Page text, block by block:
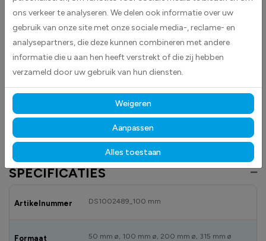
op kaarten, cadeaus of traktaties. Perfect om een verjaardag extra
feestelijk te maken.
Gemaakt van hoogwaardige high-tack folie, hechten de
stickers betrouwbaar op vrijwel elk oppervlak.Dankzij de
duurzame materialen blijven ze langdurig mooi en goed zichtbaar,
zowel binnen als buiten, ongeacht licht, vocht of aanraking.
Ontdek ook onze andere verjaardagstickers
compleet en kleurrijk te maken.
SPECIFICATIES
Artikelnummer DS1002489_100 mm
Formaat 50 mm ø, 100 mm ø, 200 mm ø, 315 mm ø
ons verkeer te analyseren. We delen ook informatie over uw
gebruik van onze site met onze sociale media-, reclame- en
analysepartners, die deze kunnen combineren met andere
informatie die u aan hen heeft verstrekt of die zij hebben
verzameld door uw gebruik van hun diensten.
Weigeren
Aanpassen
Alles toestaan